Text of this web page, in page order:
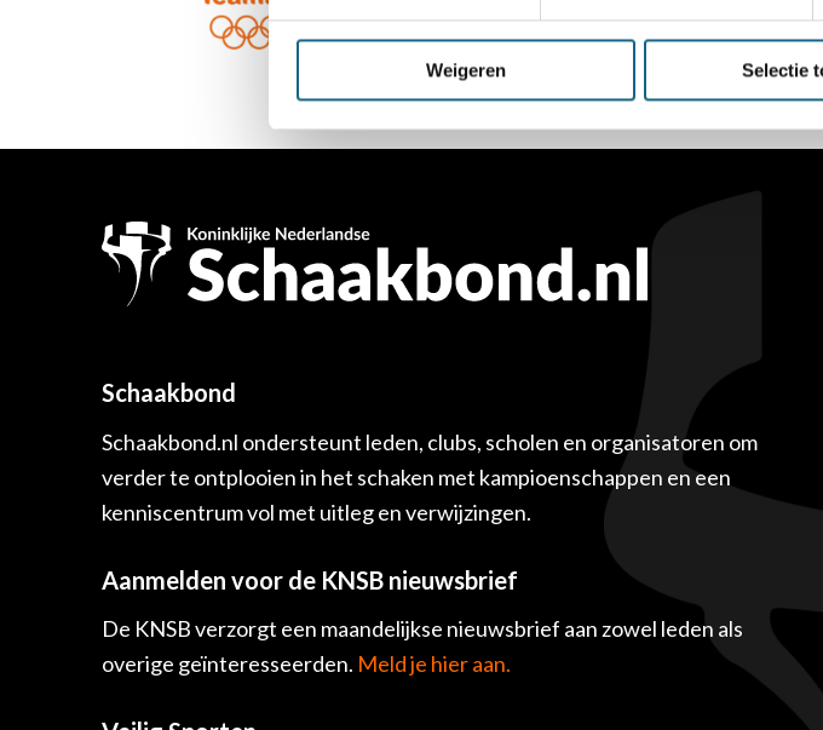
Weigeren Selectie
Schaakbond
Schaakbond.nl ondersteunt leden, clubs, scholen en organisatoren om
verder te ontplooien in het schaken met kampioenschappen en een
kenniscentrum vol met uitleg en verwijzingen.
Aanmelden voor de KNSB nieuwsbrief
De KNSB verzorgt een maandelijkse nieuwsbrief aan zowel leden als
overige geïnteresseerden. Meld je hier aan.